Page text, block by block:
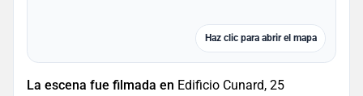
Haz clic para abrir el mapa
La escena fue filmada en Edificio Cunard, 25